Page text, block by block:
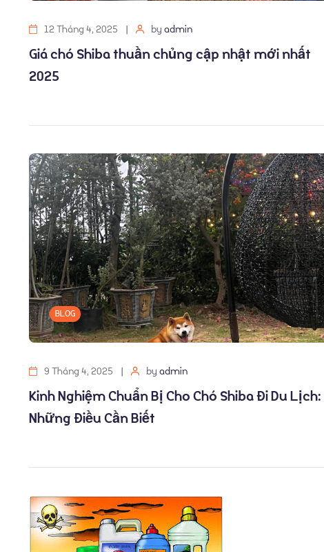
12 Tháng 4, 2025 by admin
Giá chó Shiba thuần chủng cập nhật mới nhất
2025
BLOG
9 Tháng 4, 2025 by admin
Kinh Nghiệm Chuẩn Bị Cho Chó Shiba Đi Du Lịch:
Những Điều Cần Biết